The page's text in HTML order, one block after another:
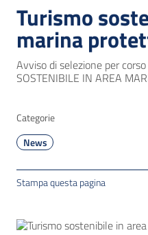
Turismo
marina
Avviso di selezione per
SOSTENIBILE IN AREA
Categorie
News
Stampa questa pagina